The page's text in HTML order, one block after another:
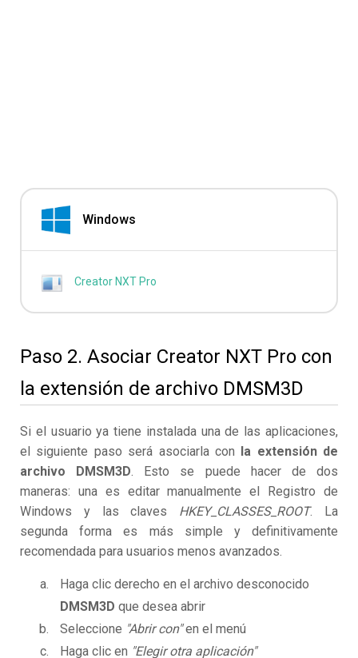
Windows
Creator NXT Pro
Paso 2. Asociar Creator NXT Pro con
la extensión de archivo DMSM3D
Si el usuario ya tiene instalada una de las aplicaciones,
el siguiente paso será asociarla con la extensión de
archivo DMSM3D. Esto se puede hacer de dos
maneras: una es editar manualmente el Registro de
Windows y las claves HKEY_CLASSES_ROOT. La
segunda forma es más simple y definitivamente
recomendada para usuarios menos avanzados.
Haga clic derecho en el archivo desconocido
DMSM3D que desea abrir
Seleccione "Abrir con"en el menú
Haga clic en "Elegir otra aplicación"